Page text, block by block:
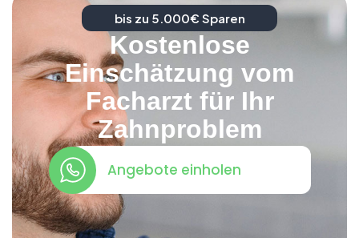
bis zu 5.000€ Sparen
Kostenlose
Einschätzung vom
Facharzt für Ihr
Zahnproblem
Angebote einholen